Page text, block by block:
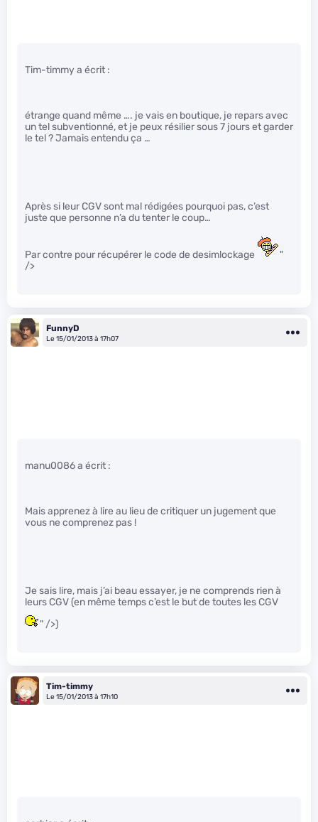
Tim-timmy a écrit :
étrange quand même …. je vais en boutique, je repars avec
un tel subventionné, et je peux résilier sous 7 jours et garder
le tel ? Jamais entendu ça …
Après si leur CGV sont mal rédigées pourquoi pas, c’est
juste que personne n’a du tenter le coup…
Par contre pour récupérer le code de desimlockage
"
/>
FunnyD
Le 15/01/2013 à 17h07
manu0086 a écrit :
Mais apprenez à lire au lieu de critiquer un jugement que
vous ne comprenez pas !
Je sais lire, mais j’ai beau essayer, je ne comprends rien à
leurs CGV (en même temps c’est le but de toutes les CGV
" />)
Tim-timmy
Le 15/01/2013 à 17h10